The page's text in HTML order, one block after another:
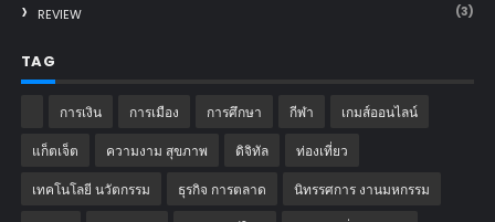
REVIEW (3)
TAG
การเงิน การเมือง การศึกษา กีฬา เกมส์ออนไลน์
แก็ตเจ็ต ความงาม สุขภาพ ดิจิทัล ท่องเที่ยว
เทคโนโลยี นวัตกรรม ธุรกิจ การตลาด นิทรรศการ งานมหกรรม